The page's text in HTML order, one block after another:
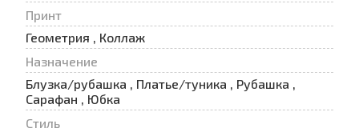
Принт
Геометрия , Коллаж
Назначение
Блузка/рубашка , Платье/туника , Рубашка ,
Сарафан , Юбка
Стиль